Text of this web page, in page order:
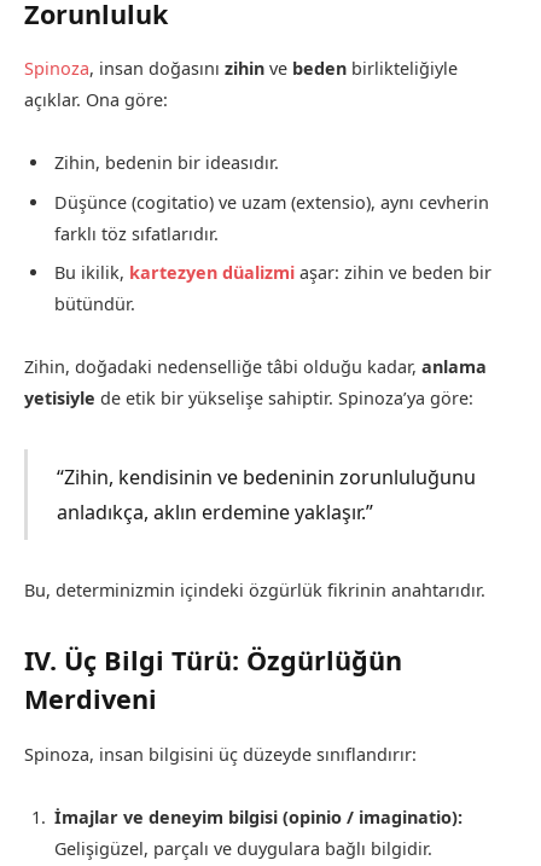
Zorunluluk
Spinoza, insan doğasını zihin ve beden birlikteliğiyle
açıklar. Ona göre:
Zihin, bedenin bir ideasıdır.
Düşünce (cogitatio) ve uzam (extensio), aynı cevherin
farklı töz sıfatlarıdır.
Bu ikilik, kartezyen düalizmi aşar: zihin ve beden bir
bütündür.
Zihin, doğadaki nedenselliğe tâbi olduğu kadar, anlama
yetisiyle de etik bir yükselişe sahiptir. Spinoza’ya göre:
“Zihin, kendisinin ve bedeninin zorunluluğunu
anladıkça, aklın erdemine yaklaşır.”
Bu, determinizmin içindeki özgürlük fikrinin anahtarıdır.
IV. Üç Bilgi Türü: Özgürlüğün
Merdiveni
Spinoza, insan bilgisini üç düzeyde sınıflandırır:
İmajlar ve deneyim bilgisi (opinio / imaginatio):
Gelişigüzel, parçalı ve duygulara bağlı bilgidir.